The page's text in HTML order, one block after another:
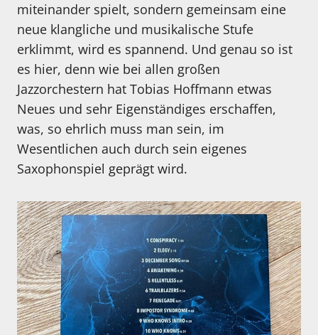
miteinander spielt, sondern gemeinsam eine
neue klangliche und musikalische Stufe
erklimmt, wird es spannend. Und genau so ist
es hier, denn wie bei allen großen
Jazzorchestern hat Tobias Hoffmann etwas
Neues und sehr Eigenständiges erschaffen,
was, so ehrlich muss man sein, im
Wesentlichen auch durch sein eigenes
Saxophonspiel geprägt wird.